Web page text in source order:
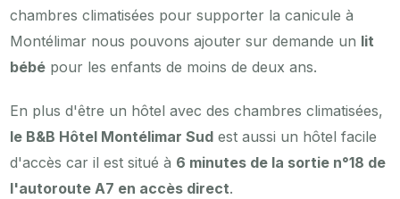
chambres climatisées pour supporter la canicule à
Montélimar nous pouvons ajouter sur demande un lit
bébé pour les enfants de moins de deux ans.
En plus d'être un hôtel avec des chambres climatisées,
le B&B Hôtel Montélimar Sud est aussi un hôtel facile
d'accès car il est situé à 6 minutes de la sortie n°18 de
l'autoroute A7 en accès direct.